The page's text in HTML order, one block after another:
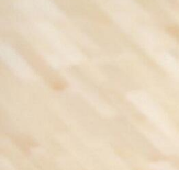
お
ス